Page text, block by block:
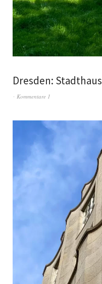
Dresden: Stadthaus
Kommentare 1